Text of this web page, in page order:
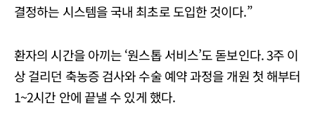
결정하는 시스템을 국내 최초로 도입한 것이다.”
환자의 시간을 아끼는 ‘원스톱 서비스’도 돋보인다. 3주 이
상 걸리던 축농증 검사와 수술 예약 과정을 개원 첫 해부터
1~2시간 안에 끝낼 수 있게 했다.